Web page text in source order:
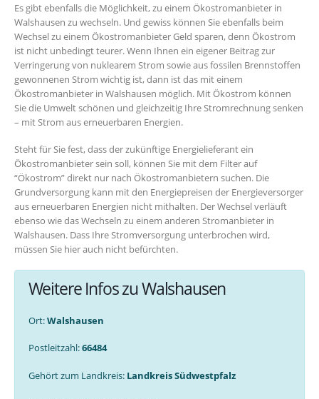
Es gibt ebenfalls die Möglichkeit, zu einem Ökostromanbieter in
Walshausen zu wechseln. Und gewiss können Sie ebenfalls beim
Wechsel zu einem Ökostromanbieter Geld sparen, denn Ökostrom
ist nicht unbedingt teurer. Wenn Ihnen ein eigener Beitrag zur
Verringerung von nuklearem Strom sowie aus fossilen Brennstoffen
gewonnenen Strom wichtig ist, dann ist das mit einem
Ökostromanbieter in Walshausen möglich. Mit Ökostrom können
Sie die Umwelt schönen und gleichzeitig Ihre Stromrechnung senken
– mit Strom aus erneuerbaren Energien.
Steht für Sie fest, dass der zukünftige Energielieferant ein
Ökostromanbieter sein soll, können Sie mit dem Filter auf
“Ökostrom” direkt nur nach Ökostromanbietern suchen. Die
Grundversorgung kann mit den Energiepreisen der Energieversorger
aus erneuerbaren Energien nicht mithalten. Der Wechsel verläuft
ebenso wie das Wechseln zu einem anderen Stromanbieter in
Walshausen. Dass Ihre Stromversorgung unterbrochen wird,
müssen Sie hier auch nicht befürchten.
Weitere Infos zu Walshausen
Ort:Walshausen
Postleitzahl:66484
Gehört zum Landkreis: Landkreis Südwestpfalz